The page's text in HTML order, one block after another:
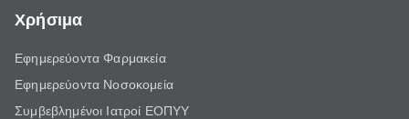
Χρήσιμα
Εφημερεύοντα Φαρμακεία
Εφημερεύοντα Νοσοκομεία
Συμβεβλημένοι Ιατροί ΕΟΠΥΥ